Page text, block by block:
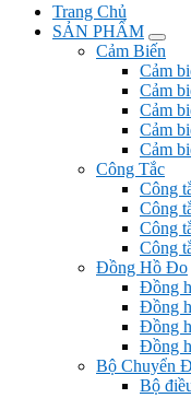
Trang Chủ
SẢN PHẨM
Cảm Biến
Cảm
Cảm
Cảm
Cảm
Cảm
Công Tắc
Công
Công
Công
Công
Đồng Hồ Đo
Đồng
Đồng
Đồng
Đồng
Bộ Chuyển
Bộ